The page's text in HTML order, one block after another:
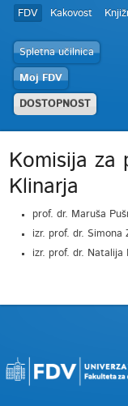
FDV Kakovost
Spletna učilnica
Moj FDV
DOSTOPNOST
Komisija za
Klinarja
prof. dr. Maruša
izr. prof. dr. Simona
izr. prof. dr. Natalija